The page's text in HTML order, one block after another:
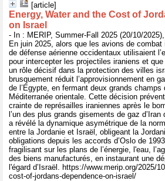
[article]
Energy, Water and the Cost of
on Israel
- In : MERIP, Summer-Fall 2025 (20/10/2025),
En juin 2025, alors que les avions de
de défense aérienne occidentaux utilisaient
pour intercepter les projectiles iraniens et que
un rôle décisif dans la protection des villes
brusquement réduit l’approvisionnement en
de l’Égypte, en fermant deux grands champs
Méditerranée orientale. Cette décision
crainte de représailles iraniennes après le
l’un des plus grands gisements de gaz d’Iran
a révélé la dynamique asymétrique de la
entre la Jordanie et Israël, obligeant la
obligations depuis les accords d’Oslo de
fragilisant sur les plans de l’énergie, l'eau,
des biens manufacturés, en instaurant une
l'égard d’Israël. https://www.merip.org/2025/
cost-of-jordans-dependence-on-israel/